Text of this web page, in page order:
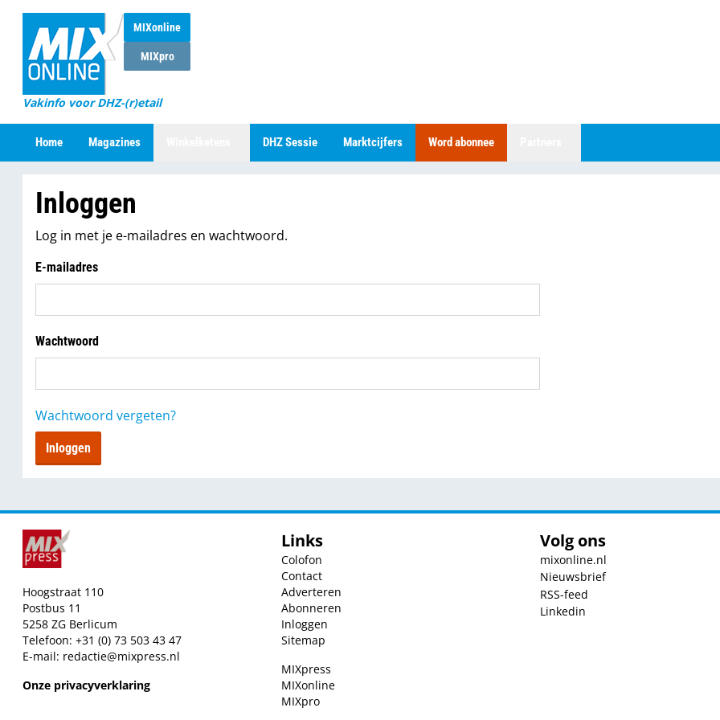
MIXonline
MIXpro
Vakinfo voor DHZ-(r)etail
Home Magazines DHZ Sessie Marktcijfers Word abonnee
Inloggen
Log in met je e-mailadres en wachtwoord.
E-mailadres
Wachtwoord
Wachtwoord vergeten?
Inloggen
Hoogstraat 110
Postbus 11
5258 ZG Berlicum
Telefoon: +31 (0) 73 503 43 47
E-mail: redactie@mixpress.nl
Onze privacyverklaring
Links
Colofon
Contact
Adverteren
Abonneren
Inloggen
Sitemap
MIXpress
MIXonline
MIXpro
Volg ons
mixonline.nl
Nieuwsbrief
RSS-feed
Linkedin